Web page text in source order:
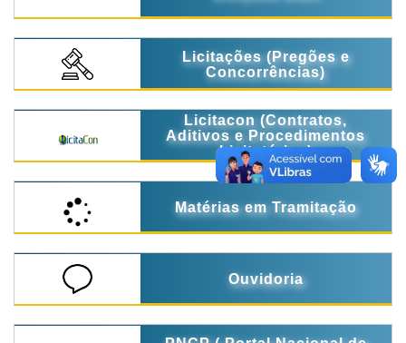
Licitações (Pregões e
Concorrências)
Licitacon (Contratos,
Aditivos e Procedimentos
Licitatórios)
Matérias em Tramitação
Ouvidoria